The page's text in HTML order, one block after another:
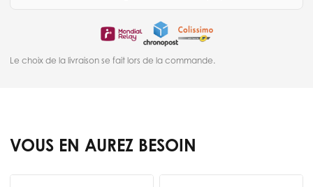
Le choix de la livraison se fait lors de la commande.
VOUS EN AUREZ BESOIN
Press to skip carousel